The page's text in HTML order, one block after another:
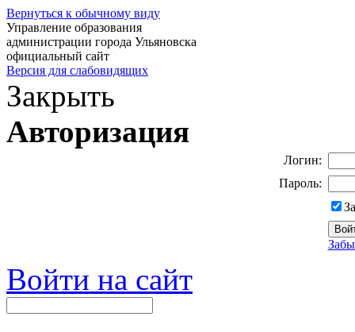
Вернуться к обычному виду
Управление образования
администрации города Ульяновска
официальный сайт
Версия для слабовидящих
Закрыть
Авторизация
Логин:
Пароль:
Войти на сайт